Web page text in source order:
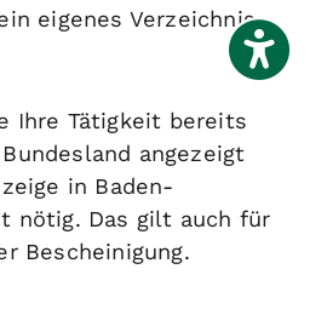
eigenes Verzeichnis
Ihre Tätigkeit bereits
angezeigt
in Baden-
nötig. Das gilt auch für
Bescheinigung.